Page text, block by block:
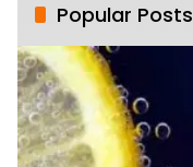
Popular Posts